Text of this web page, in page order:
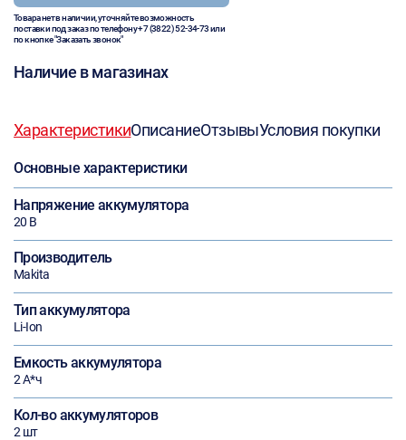
Товара нет в наличии, уточняйте возможность
поставки под заказ по телефону+7 (3822) 52-34-73или
по кнопке "Заказать звонок"
Наличие в магазинах
ХарактеристикиОписаниеОтзывыУсловия покупки
Основные характеристики
Напряжение аккумулятора
20 В
Производитель
Makita
Тип аккумулятора
Li-Ion
Емкость аккумулятора
2 А*ч
Кол-во аккумуляторов
2 шт